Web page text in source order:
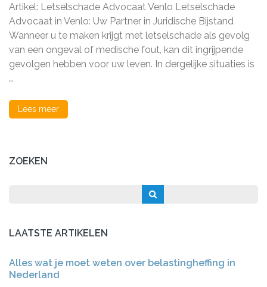
Venlo:
Deskundige
Juridische
Bijstand
voor
Slachtoffers
Artikel: Letselschade Advocaat Venlo Letselschade
Advocaat in Venlo: Uw Partner in Juridische Bijstand
Wanneer u te maken krijgt met letselschade als gevolg
van een ongeval of medische fout, kan dit ingrijpende
gevolgen hebben voor uw leven. In dergelijke situaties is
…
Lees meer
ZOEKEN
LAATSTE ARTIKELEN
Alles wat je moet weten over belastingheffing in
Nederland